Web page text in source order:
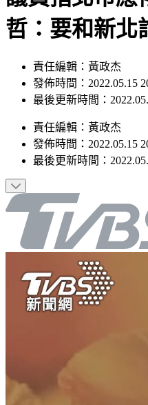
哲：要和新北
責任編輯：黃政杰
發佈時間：2022.05.15
最後更新時間：
責任編輯 ： 黃政杰
發佈時間： 2022.05.15
最後更新時間：